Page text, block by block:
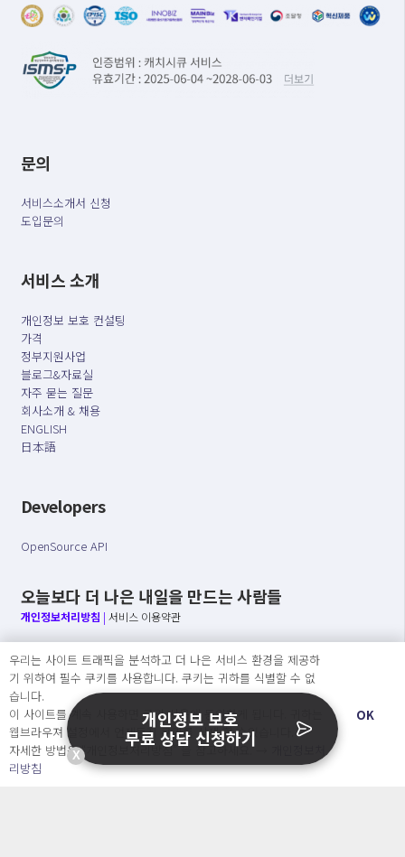
문의
서비스소개서 신청
도입문의
서비스 소개
개인정보 보호 컨설팅
가격
정부지원사업
블로그&자료실
자주 묻는 질문
회사소개 & 채용
ENGLISH
日本語
Developers
OpenSource API
오늘보다 더 나은 내일을 만드는 사람들
개인정보처리방침 | 서비스 이용약관
○ 개인정보보호 컴플라이언스를 선도하겠습니다.
○ 정보주체의 권리를 보장하겠습니다.
○ 기업의 개인정보보호를 위한 효율적 관리를 보장하겠습니다.
Copyright Ⓒ
2026 O.NE PEOPLE Co., Ltd. All rights reserved.
우리는 사이트 트래픽을 분석하고 더 나은 서비스 환경을 제공하
기 위하여 필수 쿠키를 사용합니다. 쿠키는 귀하를 식별할 수 없
습니다.
이 사이트를 계속 사용하면 쿠키 사용에 동의하게 됩니다. 귀하는
웹브라우져 설정에서 언제든지 쿠키를 삭제 할 수있습니다.
자세한 방법은 “개인정보처리방침” 을 참고하세요. →
리방침
OK
X
개인정보 보호
무료 상담 신청하기